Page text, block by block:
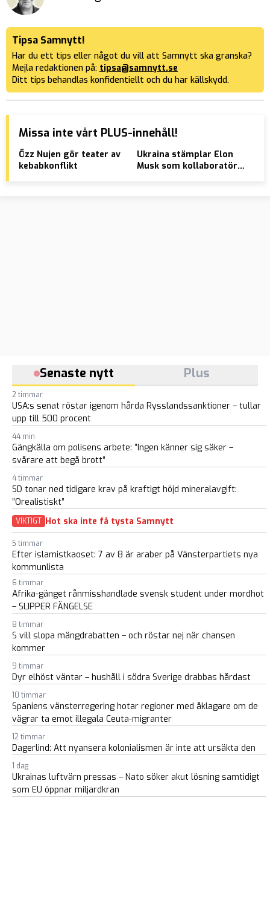
Tipsa Samnytt!
Har du ett tips eller något du vill att Samnytt ska granska?
Mejla redaktionen på: tipsa@samnytt.se
Ditt tips behandlas konfidentiellt och du har källskydd.
Missa inte vårt PLUS-innehåll!
Özz Nujen gör teater av
kebabkonflikt
Ukraina stämplar Elon
Musk som kollaboratör
Senaste nytt Plus
2 timmar
USA:s senat röstar igenom hårda Rysslandssanktioner – tullar
upp till 500 procent
44 min
Gängkälla om polisens arbete: ”Ingen känner sig säker –
svårare att begå brott”
4 timmar
SD tonar ned tidigare krav på kraftigt höjd mineralavgift:
”Orealistiskt”
VIKTIGT Hot ska inte få tysta Samnytt
5 timmar
Efter islamistkaoset: 7 av 8 är araber på Vänsterpartiets nya
kommunlista
6 timmar
Afrika-gänget rånmisshandlade svensk student under mordhot
– SLIPPER FÄNGELSE
8 timmar
S vill slopa mängdrabatten – och röstar nej när chansen
kommer
9 timmar
Dyr elhöst väntar – hushåll i södra Sverige drabbas hårdast
10 timmar
Spaniens vänsterregering hotar regioner med åklagare om de
vägrar ta emot illegala Ceuta-migranter
12 timmar
Dagerlind: Att nyansera kolonialismen är inte att ursäkta den
1 dag
Ukrainas luftvärn pressas – Nato söker akut lösning samtidigt
som EU öppnar miljardkran